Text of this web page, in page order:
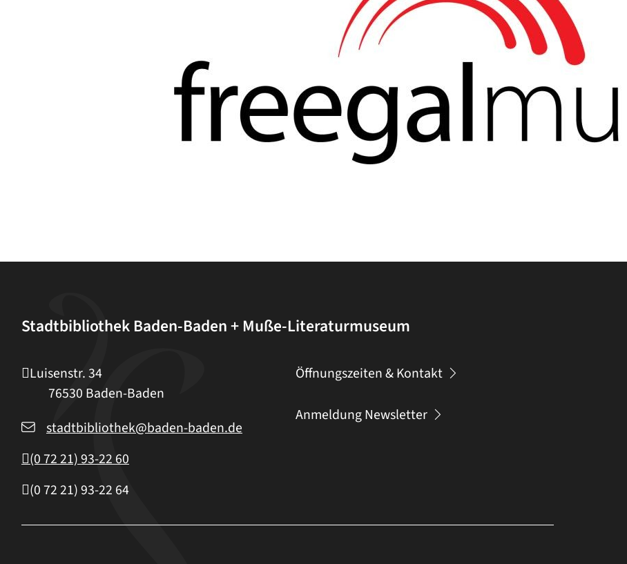
Stadtbibliothek Baden-Baden + Muße-Literaturmuseum
Luisenstr. 34
76530 Baden-Baden
stadtbibliothek@baden-baden.de
(07221) 93-2260
(0 7221) 93-22 64
Öffnungszeiten & Kontakt
Anmeldung Newsletter